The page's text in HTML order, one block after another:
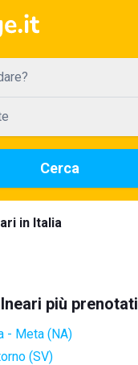
Cerca
in Italia
più prenotati
- Meta (NA)
(SV)